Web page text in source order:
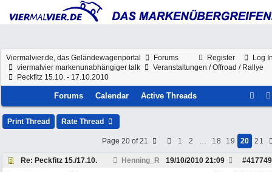
Register Log
Viermalvier.de, das Geländewagenportal
Forums
viermalvier markenunabhängiger talk
Veranstaltungen / Offroad / Rallye
Peckfitz 15.10. - 17.10.2010
Forums Calendar Active Threads
Print Thread Rate Thread
Page 20 of 21 1 2 … 18 19 20 21
Re: Peckfitz 15./17.10. Henning_R #417749
19/10/2010 21:09